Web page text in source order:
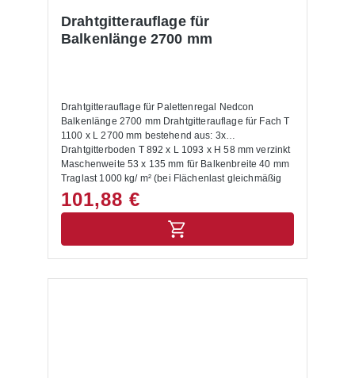
Drahtgitterauflage für
Balkenlänge 2700 mm
Drahtgitterauflage für Palettenregal Nedcon
Balkenlänge 2700 mm Drahtgitterauflage für Fach T
1100 x L 2700 mm bestehend aus: 3x
Drahtgitterboden T 892 x L 1093 x H 58 mm verzinkt
Maschenweite 53 x 135 mm für Balkenbreite 40 mm
Traglast 1000 kg/ m² (bei Flächenlast gleichmäßig
verteilter Last, Punkt- und Streckenlasten sind nicht
berücksichtigt)
101,88 €